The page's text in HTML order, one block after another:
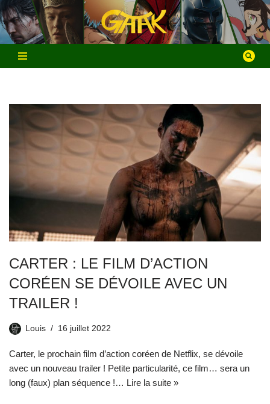
Aller
au
contenu
CARTER : LE FILM D’ACTION
CORÉEN SE DÉVOILE AVEC UN
TRAILER !
Louis 16 juillet 2022
Carter, le prochain film d’action coréen de Netflix, se dévoile
avec un nouveau trailer ! Petite particularité, ce film… sera un
long (faux) plan séquence !… Lire la suite »